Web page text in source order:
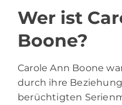
Wer ist
Boone?
Carole Ann Boone
durch ihre
berüchtigten